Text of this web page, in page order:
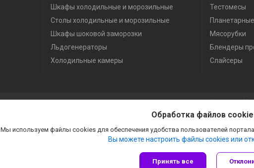
Шкафы холодильные и морозильные
Столы холодильные и морозильные
Шкафы шоковой заморозки
Льдогенераторы
Холодильные камеры
Тестомесы
Мясорубки
Блендеры
Слайсеры
Сайт создан на платформе Deal.by
Политика обработки файлов cookies
Обработка файлов cookie
Мы используем файлы cookies для обеспечения удобства пользователей
Вы можете настроить файлы cookies или
Принять все
Гастробизнес |
Пожаловаться на
Select Language ▼